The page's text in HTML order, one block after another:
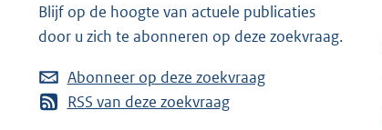
Blijf op de hoogte van actuele publicaties
door u zich te abonneren op deze zoekvraag.
Abonneer op deze zoekvraag
RSS van deze zoekvraag